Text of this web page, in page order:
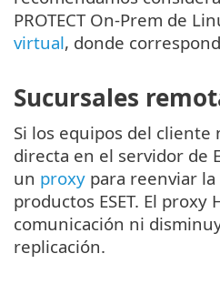
PROTECT On-Prem de
virtual, donde
Sucursales
Si los equipos del
directa en el servidor de
un proxy para reenviar
productos ESET. El proxy
comunicación ni
replicación.